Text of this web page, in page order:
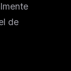
de